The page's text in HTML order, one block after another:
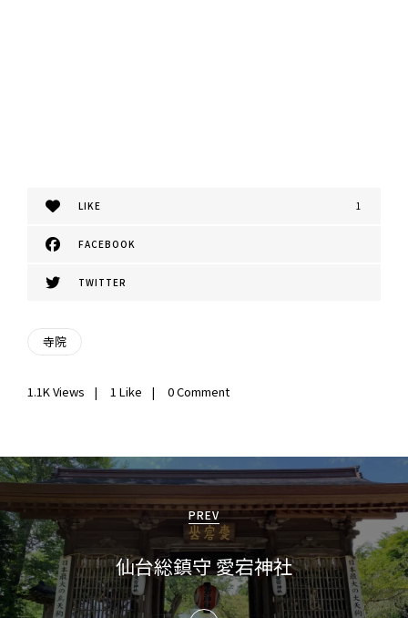
LIKE 1
FACEBOOK
TWITTER
寺院
1.1KViews 1 Like 0 Comment
投
稿
ナ
ビ
PREV
仙台総鎮守 愛宕神社